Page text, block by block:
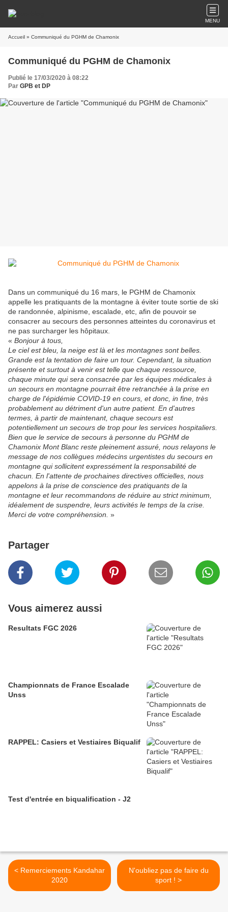
MENU
Accueil » Communiqué du PGHM de Chamonix
Communiqué du PGHM de Chamonix
Publié le 17/03/2020 à 08:22
Par GPB et DP
Dans un communiqué du 16 mars, le PGHM de Chamonix
appelle les pratiquants de la montagne à éviter toute sortie de ski
de randonnée, alpinisme, escalade, etc, afin de pouvoir se
consacrer au secours des personnes atteintes du coronavirus et
ne pas surcharger les hôpitaux.
« Bonjour à tous,
Le ciel est bleu, la neige est là et les montagnes sont belles.
Grande est la tentation de faire un tour. Cependant, la situation
présente et surtout à venir est telle que chaque ressource,
chaque minute qui sera consacrée par les équipes médicales à
un secours en montagne pourrait être retranchée à la prise en
charge de l'épidémie COVID-19 en cours, et donc, in fine, très
probablement au détriment d'un autre patient. En d'autres
termes, à partir de maintenant, chaque secours est
potentiellement un secours de trop pour les services hospitaliers.
Bien que le service de secours à personne du PGHM de
Chamonix Mont Blanc reste pleinement assuré, nous relayons le
message de nos collègues médecins urgentistes du secours en
montagne qui sollicitent expressément la responsabilité de
chacun. En l'attente de prochaines directives officielles, nous
appelons à la prise de conscience des pratiquants de la
montagne et leur recommandons de réduire au strict minimum,
idéalement de suspendre, leurs activités le temps de la crise.
Merci de votre compréhension. »
Partager
Vous aimerez aussi
Resultats FGC 2026
Championnats de France Escalade
Unss
RAPPEL: Casiers et Vestiaires Biqualif
Test d'entrée en biqualification - J2
< Remerciements Kandahar
2020
N'oubliez pas de faire du
sport ! >